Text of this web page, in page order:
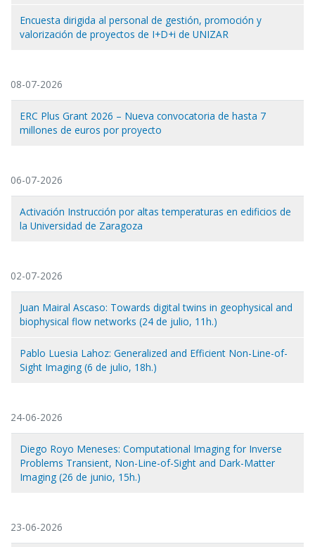
Encuesta dirigida al personal de gestión, promoción y
valorización de proyectos de I+D+i de UNIZAR
08-07-2026
ERC Plus Grant 2026 – Nueva convocatoria de hasta 7
millones de euros por proyecto
06-07-2026
Activación Instrucción por altas temperaturas en edificios de
la Universidad de Zaragoza
02-07-2026
Juan Mairal Ascaso: Towards digital twins in geophysical and
biophysical flow networks (24 de julio, 11h.)
Pablo Luesia Lahoz: Generalized and Efficient Non-Line-of-
Sight Imaging (6 de julio, 18h.)
24-06-2026
Diego Royo Meneses: Computational Imaging for Inverse
Problems Transient, Non-Line-of-Sight and Dark-Matter
Imaging (26 de junio, 15h.)
23-06-2026